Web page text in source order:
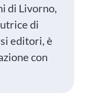
di Livorno,
di
editori, è
con